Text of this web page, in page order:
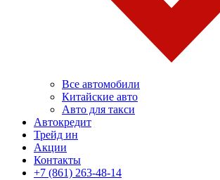
Все автомобили
Китайские авто
Авто для такси
Автокредит
Трейд ин
Акции
Контакты
+7 (861) 263-48-14